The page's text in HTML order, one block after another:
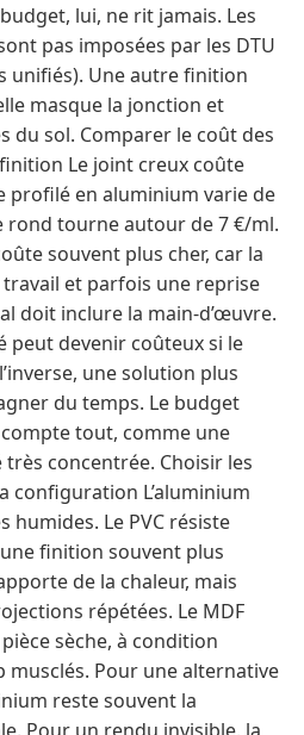
lui, ne rit jamais. Les
pas imposées par les DTU
unifiés). Une autre finition
masque la jonction et
du sol. Comparer le coût des
Le joint creux coûte
profilé en aluminium varie de
rond tourne autour de 7 €/ml.
souvent plus cher, car la
et parfois une reprise
doit inclure la main-d’œuvre.
peut devenir coûteux si le
une solution plus
du temps. Le budget
tout, comme une
concentrée. Choisir les
configuration L’aluminium
humides. Le PVC résiste
une finition souvent plus
de la chaleur, mais
répétées. Le MDF
sèche, à condition
musclés. Pour une alternative
reste souvent la